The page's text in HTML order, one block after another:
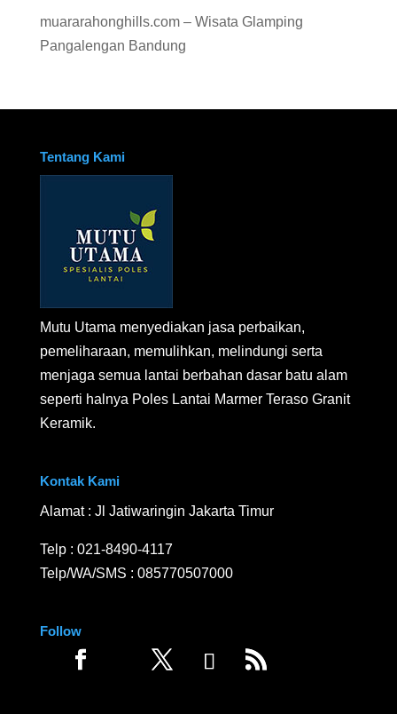
muararahonghills.com – Wisata Glamping
Pangalengan Bandung
Tentang Kami
Mutu Utama menyediakan jasa perbaikan,
pemeliharaan, memulihkan, melindungi serta
menjaga semua lantai berbahan dasar batu alam
seperti halnya Poles Lantai Marmer Teraso Granit
Keramik.
Kontak Kami
Alamat : Jl Jatiwaringin Jakarta Timur
Telp : 021-8490-4117
Telp/WA/SMS : 085770507000
Follow